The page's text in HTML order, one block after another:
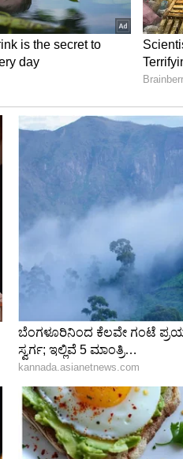
ದಾಟಿ ಯಾವುದೇ
ಕರೆತರುವುದು.
ಪಾರ್ಕಿಂಗ್ ಸ್ಥಳ ಮಾಹಿತಿ
ಪರಿಗಣಿಸಲಾವುದು.